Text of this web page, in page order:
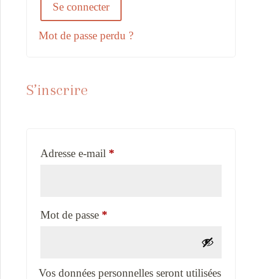
Se connecter
Mot de passe perdu ?
S’inscrire
Adresse e-mail *Obligatoire
Mot de passe *Obligatoire
Vos données personnelles seront utilisées